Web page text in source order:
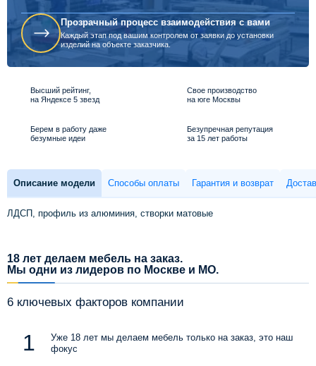
Прозрачный процесс взаимодействия с вами
Каждый этап под вашим контролем от заявки до установки
изделий на объекте заказчика.
Высший рейтинг,
на Яндексе 5 звезд
Свое производство
на юге Москвы
Берем в работу даже
безумные идеи
Безупречная репутация
за 15 лет работы
Описание модели Способы оплаты Гарантия и возврат
ЛДСП, профиль из алюминия, створки матовые
18 лет делаем мебель на заказ.
Мы одни из лидеров по Москве и МО.
6 ключевых факторов компании
Уже 18 лет мы делаем мебель только на заказ, это наш
фокус